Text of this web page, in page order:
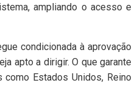
ampliando o acesso e
condicionada à aprovação
apto a dirigir. O que garante
Estados Unidos, Reino